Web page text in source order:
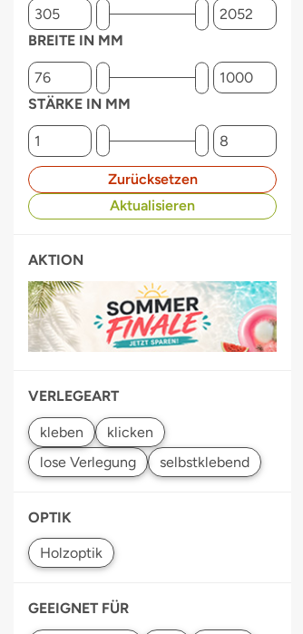
BREITE IN MM
STÄRKE IN MM
Zurücksetzen
Aktualisieren
AKTION
VERLEGEART
OPTIK
GEEIGNET FÜR